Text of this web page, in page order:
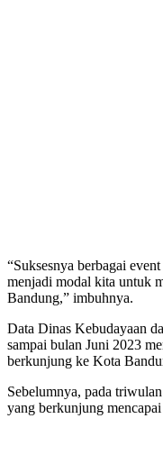
“Suksesnya berbagai
menjadi modal kita untuk
Bandung,” imbuhnya.
Data Dinas Kebudayaan
sampai bulan Juni 2023
berkunjung ke Kota
Sebelumnya, pada
yang berkunjung